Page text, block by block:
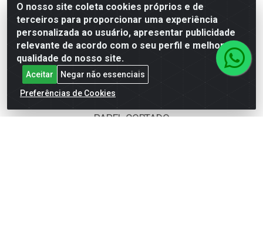
O nosso site coleta cookies próprios e de
terceiros para proporcionar uma experiência
personalizada ao usuário, apresentar publicidade
relevante de acordo com o seu perfil e melhorar a
qualidade do nosso site.
Aceitar
Negar não essenciais
Preferências de Cookies
CALÇADOS
DESCARTÁVEIS
FOODS SERVICE
HIG. PESSOAL E COSMÉTICA
LIMPEZA
PAPEL CORTADO